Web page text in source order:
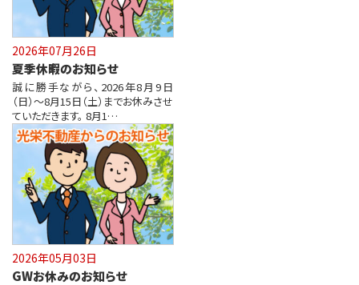
2026年07月26日
夏季休暇のお知らせ
誠に勝手ながら、2026年8月9日
（日）～8月15日（土）までお休みさせ
ていただきます。 8月1…
2026年05月03日
GWお休みのお知らせ